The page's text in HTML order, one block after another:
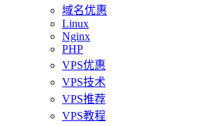
域名优惠
Linux
Nginx
PHP
VPS优惠
VPS技术
VPS推荐
VPS教程